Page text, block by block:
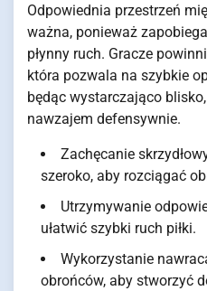
Odpowiednia przestrzeń
ważna, ponieważ
płynny ruch. Gracze
która pozwala na szybkie
będąc wystarczająco
nawzajem defensywnie.
Zachęcanie
szeroko, aby rozciągać
Utrzymywanie
ułatwić szybki ruch piłki.
Wykorzystanie
obrońców, aby stworzyć